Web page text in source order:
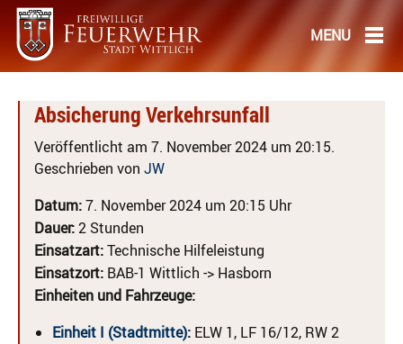
Absicherung Verkehrsunfall
Veröffentlicht am 7. November 2024 um 20:15.
Geschrieben von JW
Datum:7. November 2024 um 20:15 Uhr
Dauer:2 Stunden
Einsatzart:Technische Hilfeleistung
Einsatzort: BAB-1 Wittlich -> Hasborn
Einheiten und Fahrzeuge:
Einheit I (Stadtmitte): ELW 1, LF 16/12, RW 2